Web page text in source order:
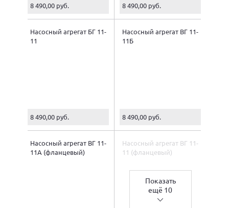
8 490,00 руб. 8 490,00 руб.
Насосный агрегат БГ 11-
11
8 490,00 руб.
Насосный агрегат ВГ 11-
11Б
8 490,00 руб.
Насосный агрегат ВГ 11-
11А (фланцевый)
Насосный агрегат ВГ 11-
11 (фланцевый)
Показать
ещё 10